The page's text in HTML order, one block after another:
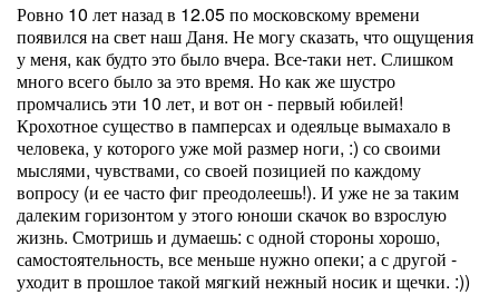
Ровно 10 лет назад в 12.05 по московскому времени
появился на свет наш Даня. Не могу сказать, что ощущения
у меня, как будто это было вчера. Все-таки нет. Слишком
много всего было за это время. Но как же шустро
промчались эти 10 лет, и вот он - первый юбилей!
Крохотное существо в памперсах и одеяльце вымахало в
человека, у которого уже мой размер ноги, :) со своими
мыслями, чувствами, со своей позицией по каждому
вопросу (и ее часто фиг преодолеешь!). И уже не за таким
далеким горизонтом у этого юноши скачок во взрослую
жизнь. Смотришь и думаешь: с одной стороны хорошо,
самостоятельность, все меньше нужно опеки; а с другой -
уходит в прошлое такой мягкий нежный носик и щечки. :))